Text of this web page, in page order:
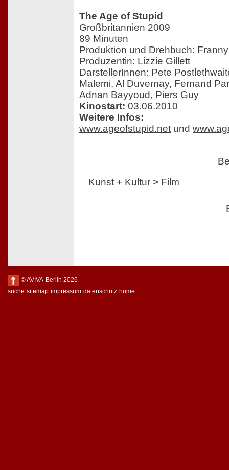
The Age of Stupid
Großbritannien 2009
89 Minuten
Produktion und Drehbuch:
Produzentin: Lizzie Gillett
DarstellerInnen: Pete
Malemi, Al Duvernay, Fernand
Adnan Bayyoud, Piers Guy
Kinostart: 03.06.2010
Weitere Infos:
www.ageofstupid.net und
Kunst + Kultur > Film
© AVIVA-Berlin 2026
suche sitemap impressum datenschutz home